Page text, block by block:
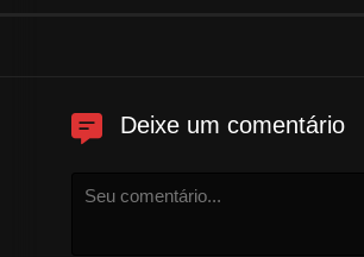
Deixe um comentário